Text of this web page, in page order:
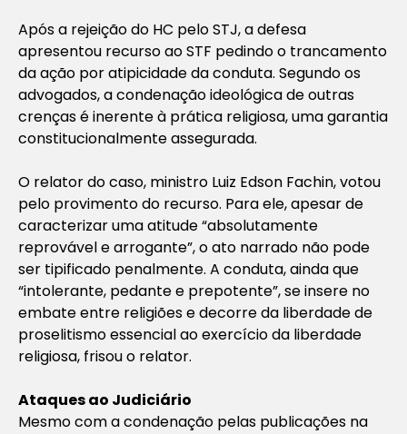
Após a rejeição do HC pelo STJ, a defesa
apresentou recurso ao STF pedindo o trancamento
da ação por atipicidade da conduta. Segundo os
advogados, a condenação ideológica de outras
crenças é inerente à prática religiosa, uma garantia
constitucionalmente assegurada.
O relator do caso, ministro Luiz Edson Fachin, votou
pelo provimento do recurso. Para ele, apesar de
caracterizar uma atitude “absolutamente
reprovável e arrogante”, o ato narrado não pode
ser tipificado penalmente. A conduta, ainda que
“intolerante, pedante e prepotente”, se insere no
embate entre religiões e decorre da liberdade de
proselitismo essencial ao exercício da liberdade
religiosa, frisou o relator.
Ataques ao Judiciário
Mesmo com a condenação pelas publicações na